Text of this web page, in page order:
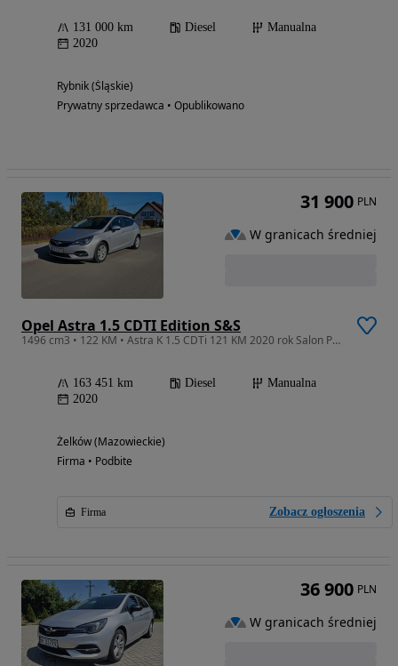
131 000 km Diesel
Manualna
2020
Rybnik (Śląskie)
Prywatny sprzedawca • Opublikowano
Opel Astra 1.5 CDTI Edition S&S
1496 cm3 • 122 KM • Astra K 1.5 CDTi 121 KM 2020 rok Salon Polska 1 wł Bezwypadkowy
163 451 km Diesel
Manualna
2020
Żelków (Mazowieckie)
Firma • Podbite
Firma Zobacz ogłoszenia
31 900 PLN
W granicach średniej
36 900 PLN
W granicach średniej